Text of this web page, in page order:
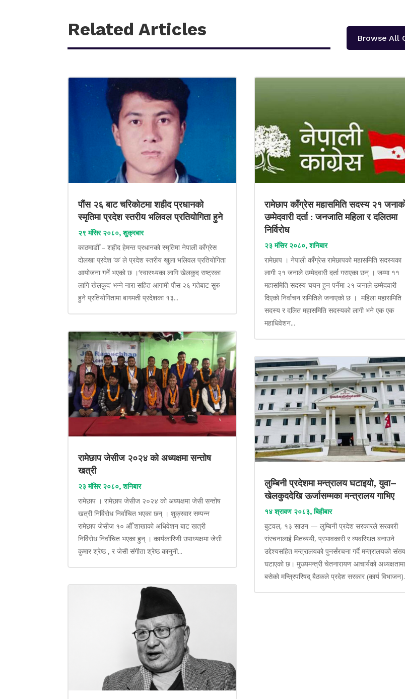
Related Articles Browse All
पौंस २६ बाट चरिकोटमा शहीद प्रधानको
स्मृतिमा प्रदेश स्तरीय भलिवल प्रतियोगिता हुने
२९ मंसिर २०८०, शुक्रबार
काठमाडौँ – शहीद हेमन्त प्रधानको स्मृतिमा नेपाली काँग्रेस
दोलखा प्रदेश ‘क’ ले प्रदेश स्तरीय खुला भलिवल प्रतियोगिता
आयोजना गर्ने भएको छ ।‘स्वास्थ्यका लागि खेलकुद राष्ट्रका
लागि खेलकुद’ भन्ने नारा सहित आगामी पौस २६ गतेबाट सुरु
हुने प्रतियोगितामा बागमती प्रदेशका १३...
रामेछाप जेसीज २०२४ को अध्यक्षमा सन्तोष
खत्री
२३ मंसिर २०८०, शनिबार
रामेछाप । रामेछाप जेसीज २०२४ को अध्यक्षमा जेसी सन्तोष
खत्री निर्विरोध निर्वाचित भएका छन् । शुक्रवार सम्पन्न
रामेछाप जेसीज १० औँ शाखाको अधिवेशन बाट खत्री
निर्विरोध निर्वाचित भएका हुन् । कार्यकारिणी उपाध्यक्षमा जेसी
कुमार श्रेष्ठ , र जेसी संगीता श्रेष्ठ कानुनी...
रामेछाप काँग्रेस महासमिति सदस्य २१
उम्मेदवारी दर्ता : जनजाति महिला र दलितमा
निर्विरोध
२३ मंसिर २०८०, शनिबार
रामेछाप । नेपाली काँग्रेस रामेछापको महासमिति सदस्यका
लागी २१ जनाले उम्मेदवारी दर्ता गराएका छन् । जम्मा ११
महासमिति सदस्य चयन हुन पर्नेमा २१ जनाले उम्मेदवारी
दिएको निर्वाचन समितिले जनाएको छ । महिला महासमिति
सदस्य र दलित महासमिति सदस्यको लागी भने एक एक
महाधिवेशन...
लुम्बिनी प्रदेशमा मन्त्रालय घटाइयो, युवा–
खेलकुददेखि ऊर्जासम्मका मन्त्रालय गाभिए
१४ श्रावण २०८३, बिहीबार
बुटवल, १३ साउन — लुम्बिनी प्रदेश सरकारले सरकारी
संरचनालाई मितव्ययी, प्रभावकारी र व्यवस्थित बनाउने
उद्देश्यसहित मन्त्रालयको पुनर्संरचना गर्दै मन्त्रालयको
घटाएको छ। मुख्यमन्त्री चेतनारायण आचार्यको अध्यक्षतामा
बसेको मन्त्रिपरिषद् बैठकले प्रदेश सरकार (कार्य